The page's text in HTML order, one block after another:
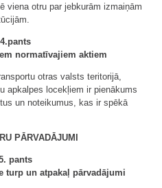
viena otru par jebkurām izmaiņām
4.pants
normatīvajiem aktiem
otras valsts teritorijā,
apkalpes locekļiem ir pienākums
un noteikumus, kas ir spēkā
PĀRVADĀJUMI
pants
turp un atpakaļ pārvadājumi